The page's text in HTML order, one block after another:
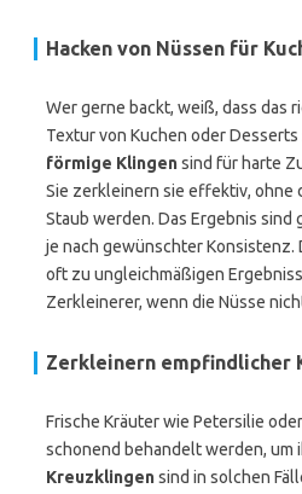
Hacken von Nüssen für
Wer gerne backt, weiß, dass das
Textur von Kuchen oder
förmige Klingensind für harte
Sie zerkleinern sie effektiv, ohne
Staub werden. Das Ergebnis sind
je nach gewünschter
oft zu ungleichmäßigen
Zerkleinerer, wenn die Nüsse
Zerkleinern empfindlicher
Frische Kräuter wie Petersilie
schonend behandelt werden, um
Kreuzklingensind in solchen